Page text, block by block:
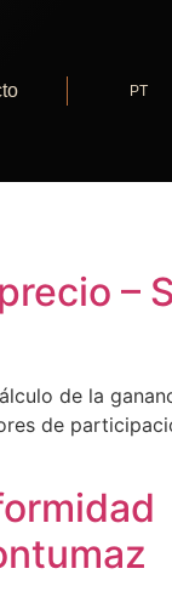
PT
–
de la
de